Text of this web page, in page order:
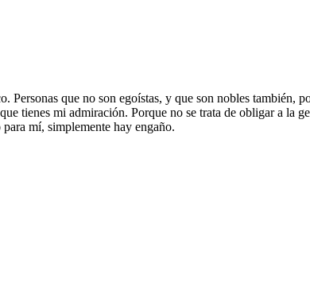
que no son egoístas, y que son nobles también,
tienes mi admiración. Porque no se trata de obligar a la
mí, simplemente hay engaño.